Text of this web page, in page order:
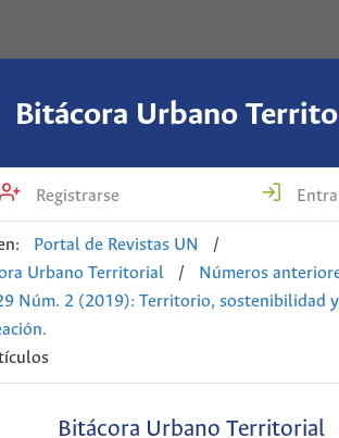
Bitácora Urbano
Registrarse
Portal de Revistas UN
/
Urbano Territorial
/
Números
Núm. 2 (2019): Territorio, sostenibilidad y
Bitácora Urbano Territorial